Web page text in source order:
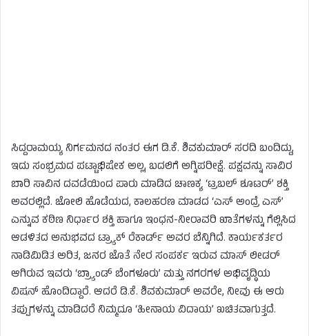
ಸಿದ್ದರಾಮಯ್ಯ ನಿರ್ಗಮನದ ನಂತರ ಈಗ ಡಿ.ಕೆ. ಶಿವಕುಮಾರ್ ಸರದಿ ಬಂದಿದ್ದು,
ಇದು ಸಂಭ್ರಮದ ಪಟ್ಟಾಭಿಷೇಕ ಅಲ್ಲ, ಬದಲಿಗೆ ಅಗ್ನಿಪರೀಕ್ಷೆ. ಪಕ್ಷವನ್ನು ಸಾವಿರ
ಬಾರಿ ಸಾವಿನ ದವಡೆಯಿಂದ ಪಾರು ಮಾಡಿದ ಚಾಣಕ್ಯ ‘ಟ್ರಬಲ್ ಶೂಟರ್’ ಶಕ್ತಿ
ಅವರಲ್ಲಿದೆ. ಜೋಲಿ ಹೊಡೆಯದ, ಕಾಲಹರಣ ಮಾಡದ ‘ಎಸ್ ಅಂದ್ರೆ ಎಸ್’
ಎನ್ನುವ ಕಠಿಣ ನಿರ್ಧಾರ ಶಕ್ತಿ ಹಾಗೂ ಇಂಧನ-ನೀರಾವರಿ ಖಾತೆಗಳನ್ನು ಗೆಲ್ಲಿಸಿದ
ಆಡಳಿತದ ಅನುಭವದ ಟ್ರ್ಯಾಕ್ ರೆಕಾರ್ಡ್ ಅವರ ಬೆನ್ನಿಗಿದೆ. ಕಾರ್ಯಕರ್ತರ
ನಾಡಿಮಿಡಿತ ಅರಿತ, ಜನರ ಜೊತೆ ನೇರ ಸಂಪರ್ಕ ಇರುವ ಮಾಸ್ ಲೀಡರ್
ಆಗಿರುವ ಇವರು ‘ಬ್ರ್ಯಾಂಡ್ ಬೆಂಗಳೂರು’ ಮತ್ತು ನಗರಗಳ ಅಭಿವೃದ್ಧಿಯ
ವಿಷನ್ ಹೊಂದಿದ್ದಾರೆ. ಆದರೆ ಡಿ.ಕೆ. ಶಿವಕುಮಾರ್ ಅವರೇ, ನೀವು ಈ ಆರು
ತಪ್ಪುಗಳನ್ನು ಮಾಡಿದರೆ ನಿಮ್ಮದೂ ‘ಹೀನಾಯ ವಿದಾಯ’ ಖಚಿತವಾಗುತ್ತದೆ.